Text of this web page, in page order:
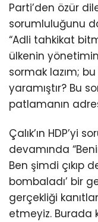
Parti’den özür
sorumluluğunu
“Adli tahkikat
ülkenin
sormak lazım;
yaramıştır? Bu
patlamanın
Çalık’ın HDP’yi
devamında
Ben şimdi çıkıp
bombaladı’ bir
gerçekliği
etmeyiz. Burada